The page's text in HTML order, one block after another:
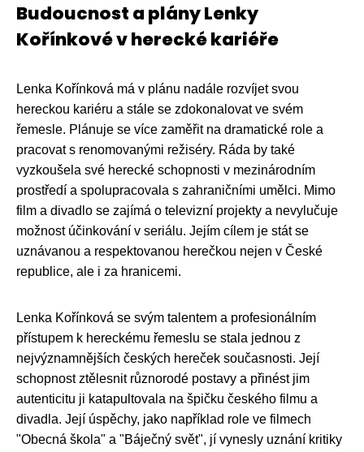
Budoucnost a plány Lenky
Kořínkové v herecké kariéře
Lenka Kořínková má v plánu nadále rozvíjet svou
hereckou kariéru a stále se zdokonalovat ve svém
řemesle. Plánuje se více zaměřit na dramatické role a
pracovat s renomovanými režiséry. Ráda by také
vyzkoušela své herecké schopnosti v mezinárodním
prostředí a spolupracovala s zahraničními umělci. Mimo
film a divadlo se zajímá o televizní projekty a nevylučuje
možnost účinkování v seriálu. Jejím cílem je stát se
uznávanou a respektovanou herečkou nejen v České
republice, ale i za hranicemi.
Lenka Kořínková se svým talentem a profesionálním
přístupem k hereckému řemeslu se stala jednou z
nejvýznamnějších českých hereček současnosti. Její
schopnost ztělesnit různorodé postavy a přinést jim
autenticitu ji katapultovala na špičku českého filmu a
divadla. Její úspěchy, jako například role ve filmech
"Obecná škola" a "Báječný svět", jí vynesly uznání kritiky